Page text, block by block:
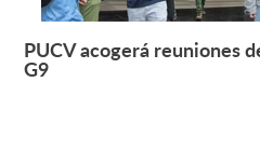
PUCV acogerá reuniones
G9